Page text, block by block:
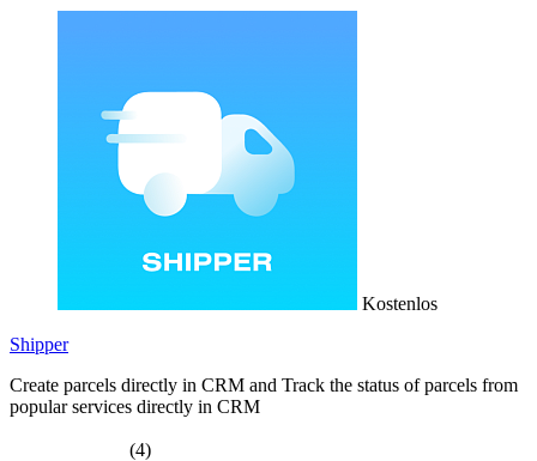
Kostenlos
Shipper
Create parcels directly in CRM and Track the status of parcels from
popular services directly in CRM
(4)